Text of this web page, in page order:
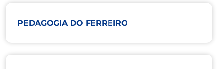
PEDAGOGIA DO FERREIRO